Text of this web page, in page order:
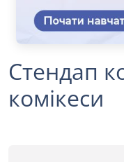
Стендап
комікеси